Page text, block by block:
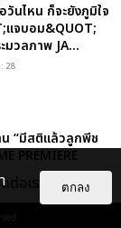
วันไหน ก็จะยังภูมิใจ
แจบอม&QUOT;
มวลภาพ JA...
: 28
น “มีสติแล้วลูกพีช
PREMIERE
-ภูวินทร์ คลั่งรัก
ต่อเรา ตกลง